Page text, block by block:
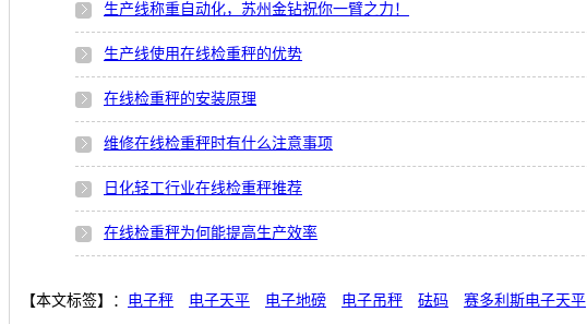
生产线称重自动化，苏州金钻祝你一臂之力！
生产线使用在线检重秤的优势
在线检重秤的安装原理
维修在线检重秤时有什么注意事项
日化轻工行业在线检重秤推荐
在线检重秤为何能提高生产效率
【本文标签】： 电子秤 电子天平 电子地磅 电子吊秤 砝码 赛多利斯电子天平